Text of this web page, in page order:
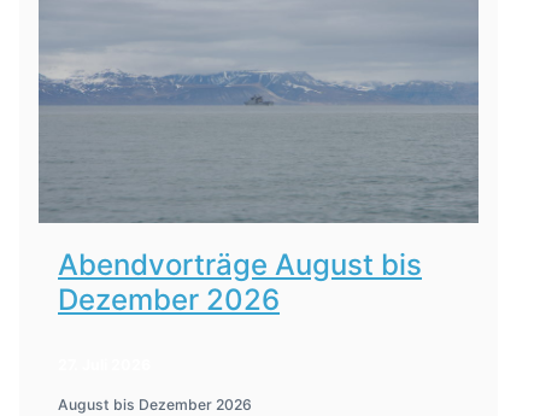
Abendvorträge August bis
Dezember 2026
August bis Dezember 2026